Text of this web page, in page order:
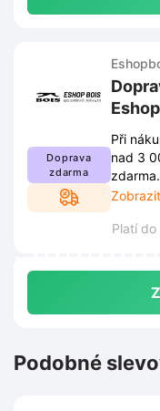
Doprava
zdarma
Při
nad 3
splnit
je
Platí
Podobné